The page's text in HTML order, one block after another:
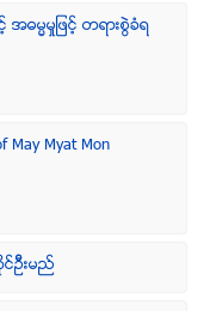
မၼမႈျဖင့္ တရားစြဲခံရ
May Myat Mon
ဥိီးမည္